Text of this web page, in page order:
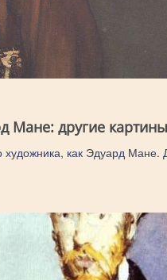
Мане: другие
художника, как Эдуард